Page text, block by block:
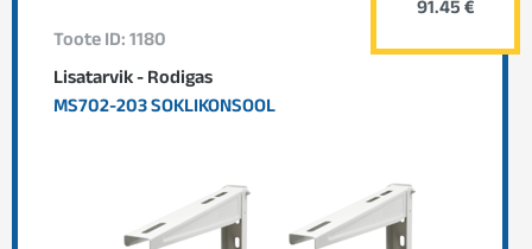
Toote ID: 1180
Lisatarvik - Rodigas
MS702-203 SOKLIKONSOOL
91.45 €